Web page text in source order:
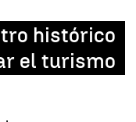
histórico
el turismo